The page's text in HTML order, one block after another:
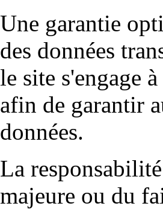
Une garantie
des données
le site s'engage
afin de garantir
données.
La
majeure ou du